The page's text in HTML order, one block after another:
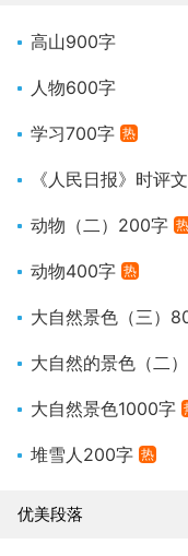
高山900字
人物600字
学习700字 热
《人民日报》时评
动物（二）200字 热
动物400字 热
大自然景色（三）
大自然的景色（二
大自然景色1000字
堆雪人200字 热
优美段落